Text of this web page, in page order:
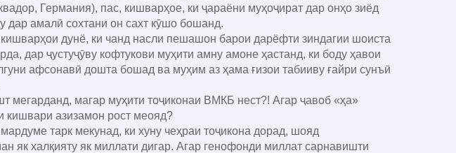
Германия), пас, кишварҳое, ки ҷараёни муҳоҷират дар онҳо зиёд
дар амалӣ сохтани он сахт кӯшо бошанд.
дунё, ки чанд насли пешашон барои дарёфти зиндагии шоиста
дар ҷустуҷӯву кофтукови муҳити амну амоне ҳастанд, ки боду ҳавои
афсонавӣ дошта бошад ва муҳим аз ҳама ғизои табииву ғайри сунъӣ
магар муҳити тоҷиконаи ВМКБ нест?! Агар ҷавоб «ҳа»
кишвари азизамон рост меояд?
тарк мекунад, ки хуну чеҳраи тоҷикона дорад, шояд
як халқияту як миллати дигар. Агар генофонди миллат сарнавишти